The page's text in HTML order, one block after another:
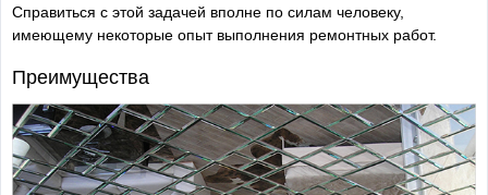
Справиться с этой задачей вполне по силам человеку,
имеющему некоторые опыт выполнения ремонтных работ.
Преимущества